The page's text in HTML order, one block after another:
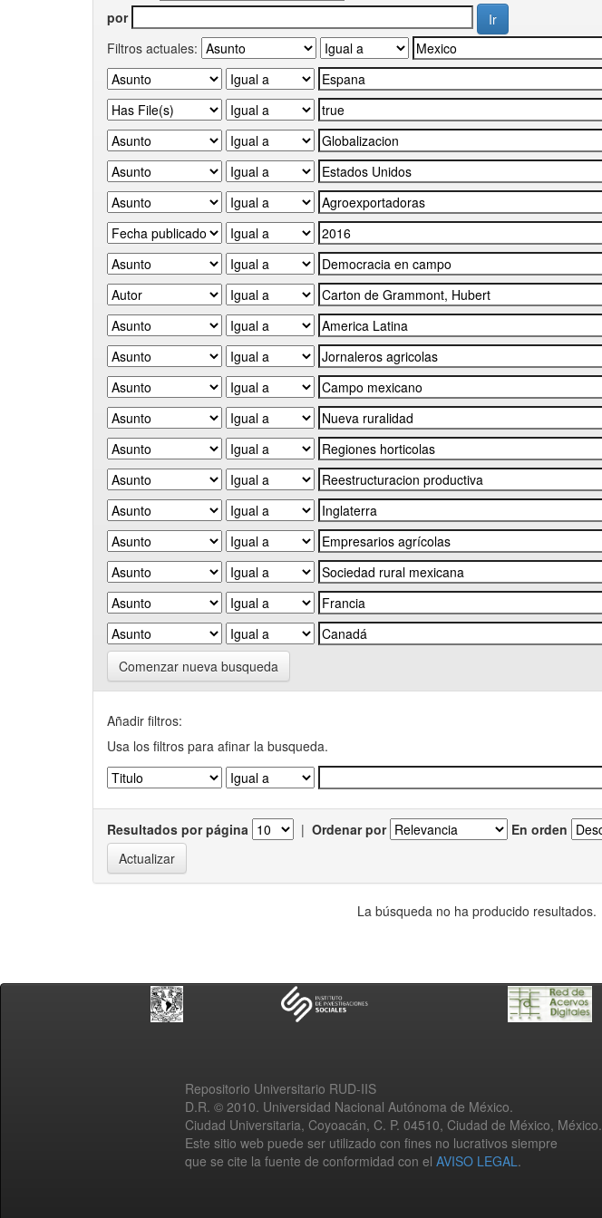
por
Filtros actuales:
Comenzar nueva busqueda
Añadir filtros:
Usa los filtros para afinar la busqueda.
Resultados por página | Ordenar por En orden
La búsqueda no ha producido resultados.
Repositorio Universitario RUD-IIS
D.R. © 2010. Universidad Nacional Autónoma de México.
Ciudad Universitaria, Coyoacán, C. P. 04510, Ciudad de México, México.
Este sitio web puede ser utilizado con fines no lucrativos siempre
que se cite la fuente de conformidad con el AVISO LEGAL.